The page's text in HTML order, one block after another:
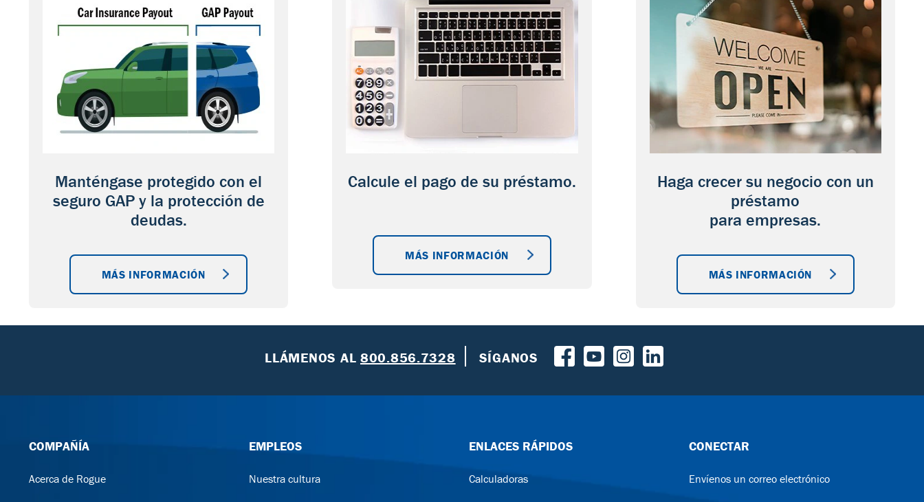
Manténgase protegido con el
seguro GAP y la protección de
deudas.
MÁS INFORMACIÓN
Calcule el pago de su préstamo.
MÁS INFORMACIÓN
Haga crecer su negocio con un
préstamo
para empresas.
MÁS INFORMACIÓN
LLÁMENOS AL 800.856.7328 SÍGANOS
COMPAÑÍA
Acerca de Rogue
EMPLEOS
Nuestra cultura
ENLACES RÁPIDOS
Calculadoras
CONECTAR
Envíenos un correo electrónico